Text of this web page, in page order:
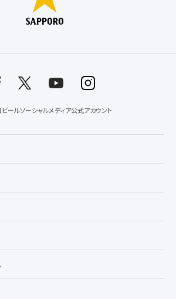
ールソーシャルメディア公式アカウント